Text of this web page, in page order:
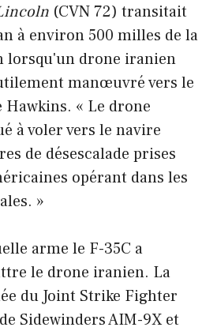
(CVN 72) transitait
à environ 500 milles de la
lorsqu'un drone iranien
manœuvré vers le
Hawkins. « Le drone
à voler vers le navire
de désescalade prises
opérant dans les
»
arme le F-35C a
le drone iranien. La
du Joint Strike Fighter
Sidewinders AIM-9X et